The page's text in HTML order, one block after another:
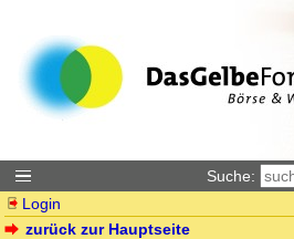
Suche:
Login
zurück zur Hauptseite